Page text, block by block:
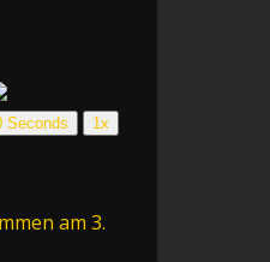
Seconds
1x
am 3.